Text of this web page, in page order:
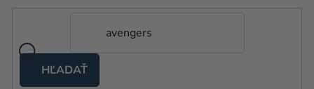
HĽADAŤ